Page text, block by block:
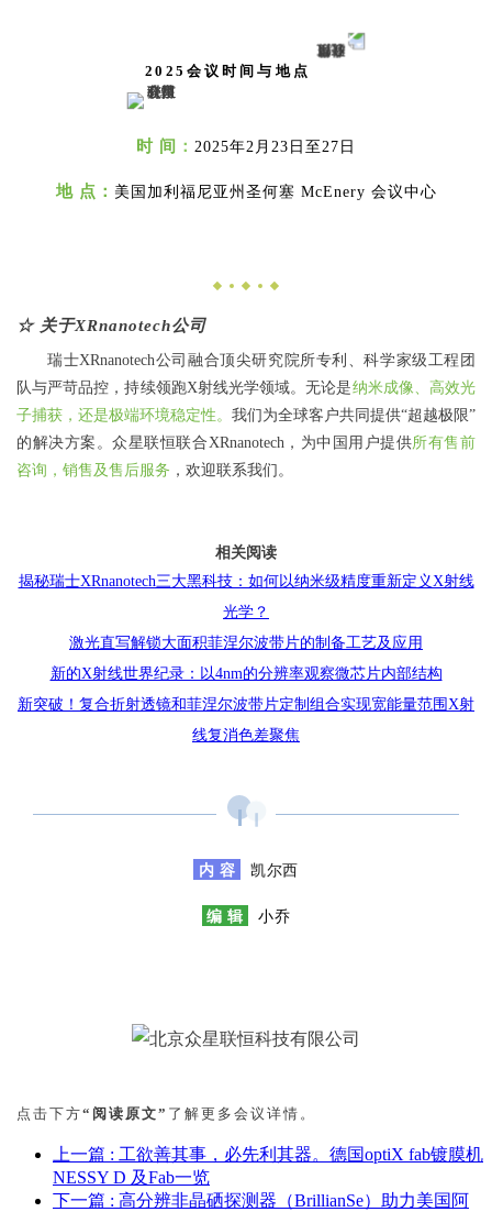
2025会议时间与地点
时 间 ： 2025年2月23日至27日
地 点： 美国加利福尼亚州圣何塞 McEnery 会议中心
☆ 关于XRnanotech公司
瑞士XRnanotech公司融合顶尖研究院所专利、科学家级工程团
队与严苛品控，持续领跑X射线光学领域。无论是纳米成像、高效光
子捕获，还是极端环境稳定性。 我们为全球客户共同提供“超越极限”
的解决方案。众星联恒联合XRnanotech，为中国用户提供所有售前
咨询，销售及售后服务 ，欢迎联系我们。
相关阅读
揭秘瑞士XRnanotech三大黑科技：如何以纳米级精度重新定义X射线
光学？
激光直写解锁大面积菲涅尔波带片的制备工艺及应用
新的X射线世界纪录：以4nm的分辨率观察微芯片内部结构
新突破！复合折射透镜和菲涅尔波带片定制组合实现宽能量范围X射
线复消色差聚焦
内 容 凯尔西
编 辑 小乔
点击下方“阅读原文” 了解更多会议详情。
上一篇 : 工欲善其事，必先利其器。德国optiX fab镀膜机
NESSY D 及Fab一览
下一篇 : 高分辨非晶硒探测器（BrillianSe）助力美国阿